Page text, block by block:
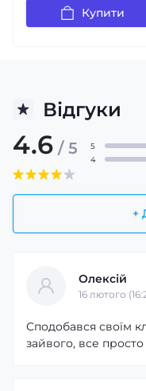
Купити
Відгуки
4.6 / 5
+
5
4
Олексій
16 лютого
Сподобався своїм
зайвого, все просто